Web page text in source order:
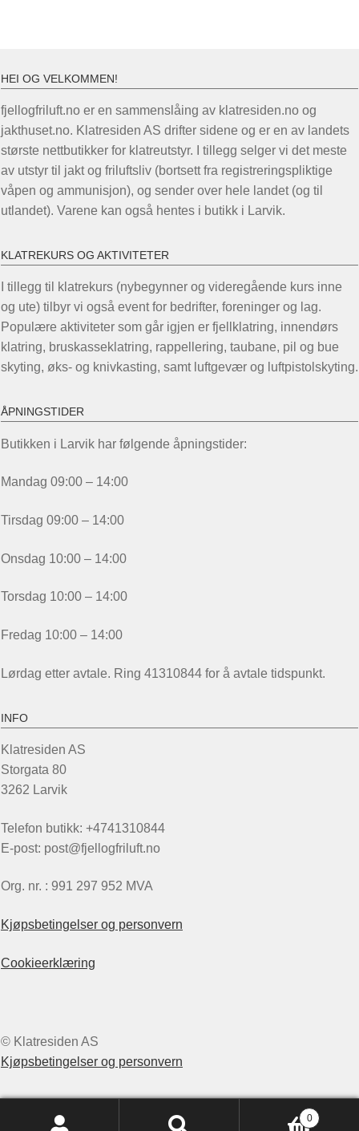
HEI OG VELKOMMEN!
fjellogfriluft.no er en sammenslåing av klatresiden.no og
jakthuset.no. Klatresiden AS drifter sidene og er en av landets
største nettbutikker for klatreutstyr. I tillegg selger vi det meste
av utstyr til jakt og friluftsliv (bortsett fra registreringspliktige
våpen og ammunisjon), og sender over hele landet (og til
utlandet). Varene kan også hentes i butikk i Larvik.
KLATREKURS OG AKTIVITETER
I tillegg til klatrekurs (nybegynner og videregående kurs inne
og ute) tilbyr vi også event for bedrifter, foreninger og lag.
Populære aktiviteter som går igjen er fjellklatring, innendørs
klatring, bruskasseklatring, rappellering, taubane, pil og bue
skyting, øks- og knivkasting, samt luftgevær og luftpistolskyting.
ÅPNINGSTIDER
Butikken i Larvik har følgende åpningstider:
Mandag 09:00 – 14:00
Tirsdag 09:00 – 14:00
Onsdag 10:00 – 14:00
Torsdag 10:00 – 14:00
Fredag 10:00 – 14:00
Lørdag etter avtale. Ring 41310844 for å avtale tidspunkt.
INFO
Klatresiden AS
Storgata 80
3262 Larvik
Telefon butikk: +4741310844
E-post: post@fjellogfriluft.no
Org. nr. : 991 297 952 MVA
Kjøpsbetingelser og personvern
Cookieerklæring
© Klatresiden AS
Kjøpsbetingelser og personvern
0